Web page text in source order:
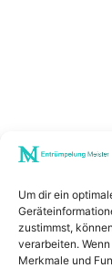
Um dir ein
zustimmst,
verarbeiten.
Merkmale und